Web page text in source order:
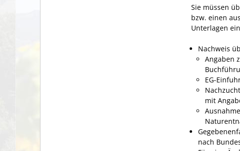
Sie müssen
bzw. einen
Unterlagen
Nachweis
Angaben
EG-
mit
nach